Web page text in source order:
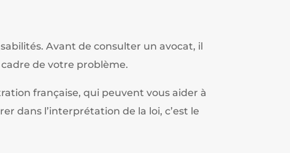
Avant de consulter un avocat, il
de votre problème.
française, qui peuvent vous aider à
dans l’interprétation de la loi, c’est le